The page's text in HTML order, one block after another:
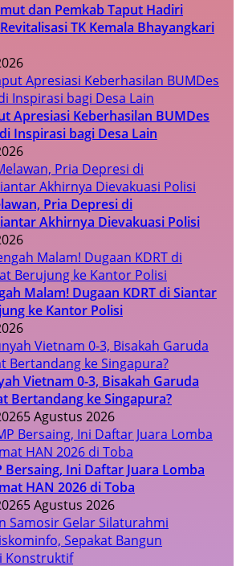
dan Pemkab Taput Hadiri
TK Kemala Bhayangkari
Apresiasi Keberhasilan BUMDes
Inspirasi bagi Desa Lain
Pria Depresi di
Akhirnya Dievakuasi Polisi
Malam! Dugaan KDRT di Siantar
ke Kantor Polisi
Vietnam 0-3, Bisakah Garuda
Bertandang ke Singapura?
5 Agustus 2026
Bersaing, Ini Daftar Juara Lomba
HAN 2026 di Toba
5 Agustus 2026